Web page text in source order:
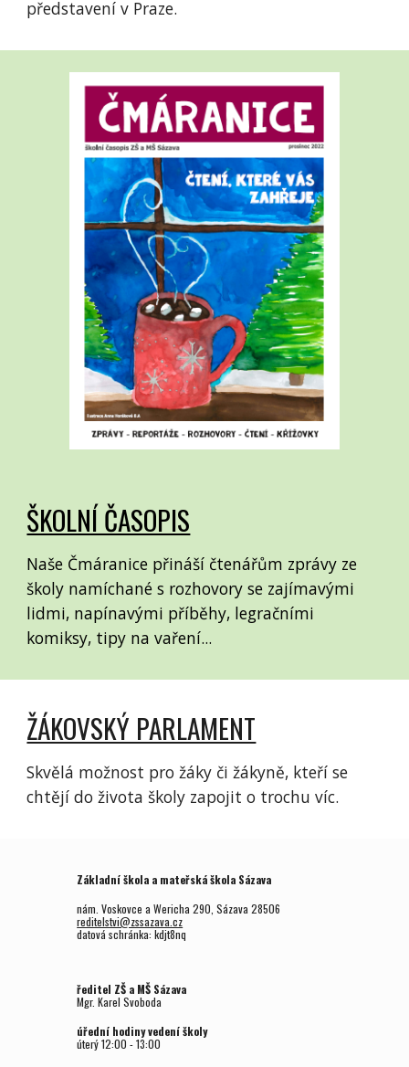
představení v Praze.
ŠKOLNÍ ČASOPIS
Naše Čmáranice přináší čtenářům zprávy ze
školy namíchané s rozhovory se zajímavými
lidmi, napínavými příběhy, legračními
komiksy, tipy na vaření...
ŽÁKOVSKÝ PARLAMENT
Skvělá možnost pro žáky či žákyně, kteří se
chtějí do života školy zapojit o trochu víc.
Základní škola a mateřská škola Sázava
nám. Voskovce a Wericha 290, Sázava 28506
reditelstvi@zssazava.cz
datová schránka: kdjt8nq
ředitel ZŠ a MŠ Sázava
Mgr.Karel Svoboda
úřední hodiny vedení školy
úterý12:00 - 13:00